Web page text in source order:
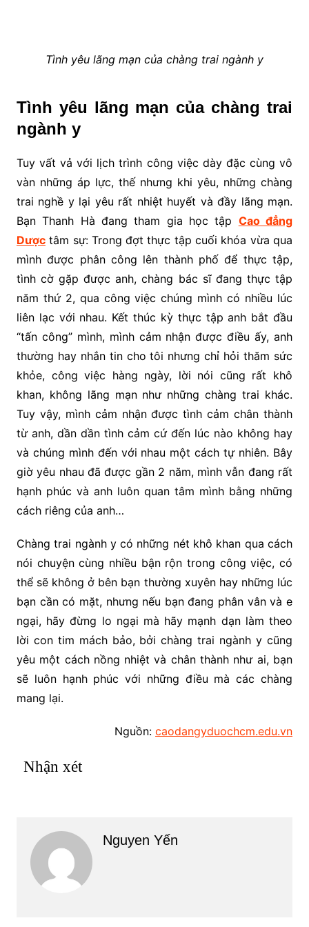
Tình yêu lãng mạn của chàng trai ngành y
Tình yêu lãng mạn của chàng trai
ngành y
Tuy vất vả với lịch trình công việc dày đặc cùng vô
vàn những áp lực, thế nhưng khi yêu, những chàng
trai nghề y lại yêu rất nhiệt huyết và đầy lãng mạn.
Bạn Thanh Hà đang tham gia học tập Cao đẳng
Dượctâm sự: Trong đợt thực tập cuối khóa vừa qua
mình được phân công lên thành phố để thực tập,
tình cờ gặp được anh, chàng bác sĩ đang thực tập
năm thứ 2, qua công việc chúng mình có nhiều lúc
liên lạc với nhau. Kết thúc kỳ thực tập anh bắt đầu
“tấn công” mình, mình cảm nhận được điều ấy, anh
thường hay nhắn tin cho tôi nhưng chỉ hỏi thăm sức
khỏe, công việc hàng ngày, lời nói cũng rất khô
khan, không lãng mạn như những chàng trai khác.
Tuy vậy, mình cảm nhận được tình cảm chân thành
từ anh, dần dần tình cảm cứ đến lúc nào không hay
và chúng mình đến với nhau một cách tự nhiên. Bây
giờ yêu nhau đã được gần 2 năm, mình vẫn đang rất
hạnh phúc và anh luôn quan tâm mình bằng những
cách riêng của anh…
Chàng trai ngành y có những nét khô khan qua cách
nói chuyện cùng nhiều bận rộn trong công việc, có
thể sẽ không ở bên bạn thường xuyên hay những lúc
bạn cần có mặt, nhưng nếu bạn đang phân vân và e
ngại, hãy đừng lo ngại mà hãy mạnh dạn làm theo
lời con tim mách bảo, bởi chàng trai ngành y cũng
yêu một cách nồng nhiệt và chân thành như ai, bạn
sẽ luôn hạnh phúc với những điều mà các chàng
mang lại.
Nguồn:caodangyduochcm.edu.vn
Nhận xét
Nguyen Yến